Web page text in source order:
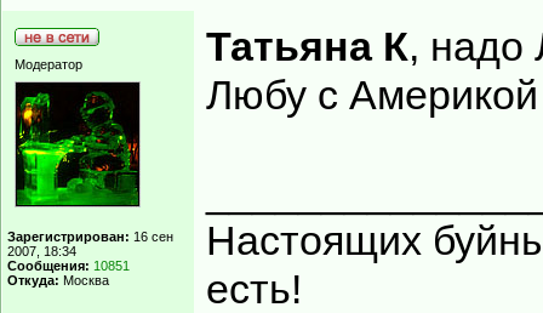
Модератор
Зарегистрирован: 16 сен
2007, 18:34
Сообщения: 10851
Откуда: Москва
Татьяна К, надо
Любу с Америкой
Настоящих
есть!